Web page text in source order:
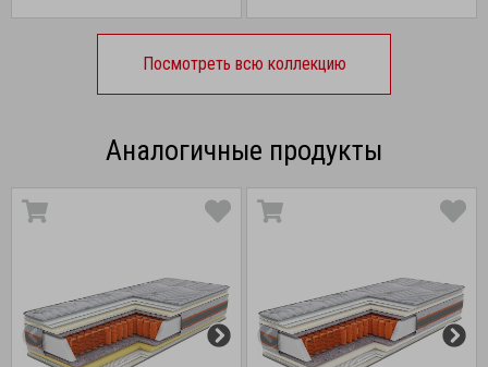
Посмотреть всю коллекцию
Аналогичные продукты